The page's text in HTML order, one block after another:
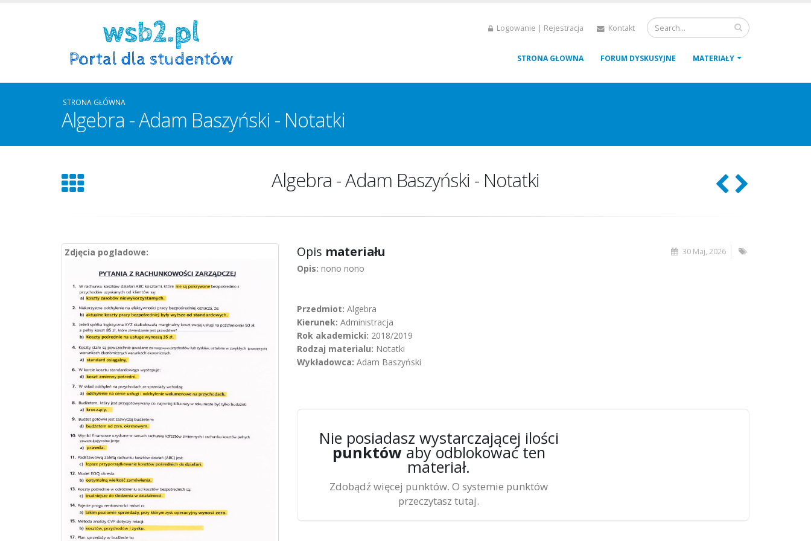
Logowanie | Rejestracja Kontakt
STRONA GŁOWNA FORUM DYSKUSYJNE MATERIAŁY
STRONA GŁÓWNA
Algebra - Adam Baszyński - Notatki
Algebra - Adam Baszyński - Notatki
Zdjęcia pogladowe: 30 Maj, 2026
Opis materiału
Opis: nono nono
Przedmiot: Algebra
Kierunek: Administracja
Rok akademicki: 2018/2019
Rodzaj materialu: Notatki
Wykładowca: Adam Baszyński
Nie posiadasz wystarczającej ilości
punktów aby odblokować ten
materiał.
Zdobądź więcej punktów. O systemie punktów
przeczytasz tutaj.